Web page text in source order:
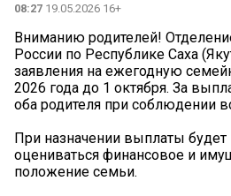
08:27 19.05.2026 16+
Вниманию родителей!
России по Республике Саха
заявления на ежегодную
2026 года до 1 октября. За
оба родителя при соблюдении
При назначении выплаты
оцениваться финансовое и
положение семьи.